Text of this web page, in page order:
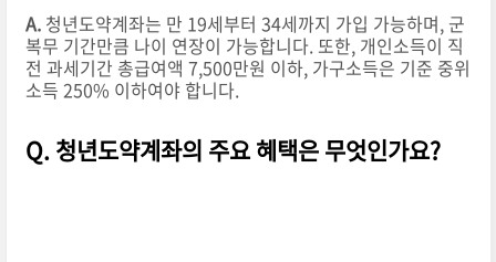
A.청년도약계좌는 만 19세부터 34세까지 가입 가능하며, 군
복무 기간만큼 나이 연장이 가능합니다. 또한, 개인소득이 직
전 과세기간 총급여액 7,500만원 이하, 가구소득은 기준 중위
소득 250% 이하여야 합니다.
Q. 청년도약계좌의 주요 혜택은 무엇인가요?